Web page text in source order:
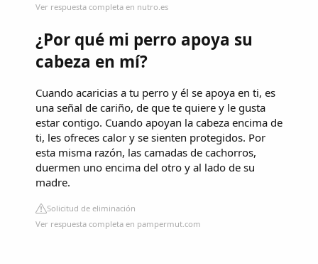
Ver respuesta completa en nutro.es
¿Por qué mi perro apoya su
cabeza en mí?
Cuando acaricias a tu perro y él se apoya en ti, es
una señal de cariño, de que te quiere y le gusta
estar contigo. Cuando apoyan la cabeza encima de
ti, les ofreces calor y se sienten protegidos. Por
esta misma razón, las camadas de cachorros,
duermen uno encima del otro y al lado de su
madre.
Solicitud de eliminación
Ver respuesta completa en pampermut.com